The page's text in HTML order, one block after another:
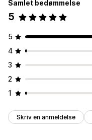
Samlet bedømmelse
5
5
4
3
2
1
Skriv en anmeldelse